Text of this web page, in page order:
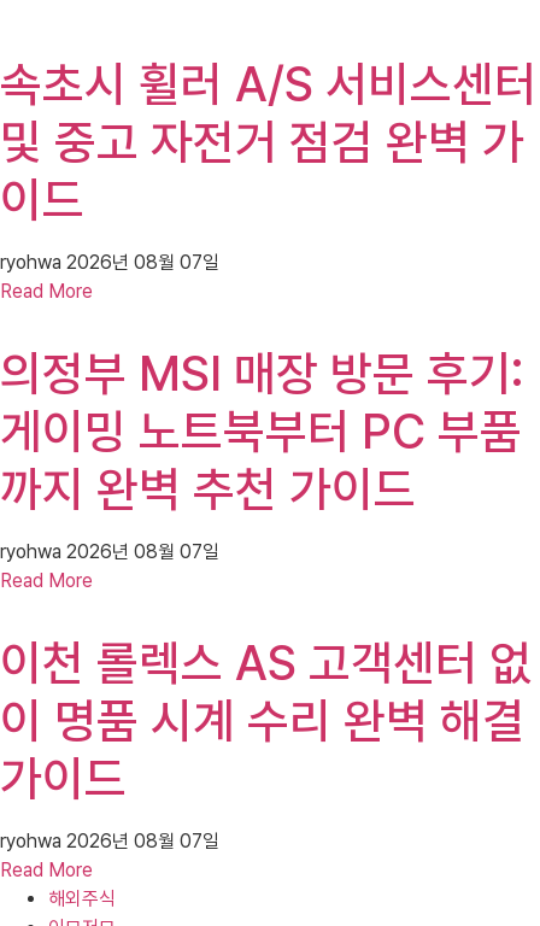
속초시 휠러 A/S 서비스센터
및 중고 자전거 점검 완벽 가
이드
ryohwa 2026년 08월 07일
Read More
의정부 MSI 매장 방문 후기:
게이밍 노트북부터 PC 부품
까지 완벽 추천 가이드
ryohwa 2026년 08월 07일
Read More
이천 롤렉스 AS 고객센터 없
이 명품 시계 수리 완벽 해결
가이드
ryohwa 2026년 08월 07일
Read More
해외주식